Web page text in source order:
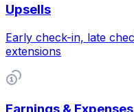
Upsells
Early check-in, late
extensions